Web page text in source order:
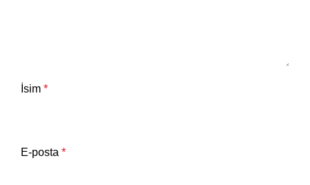
İsim *
E-posta *